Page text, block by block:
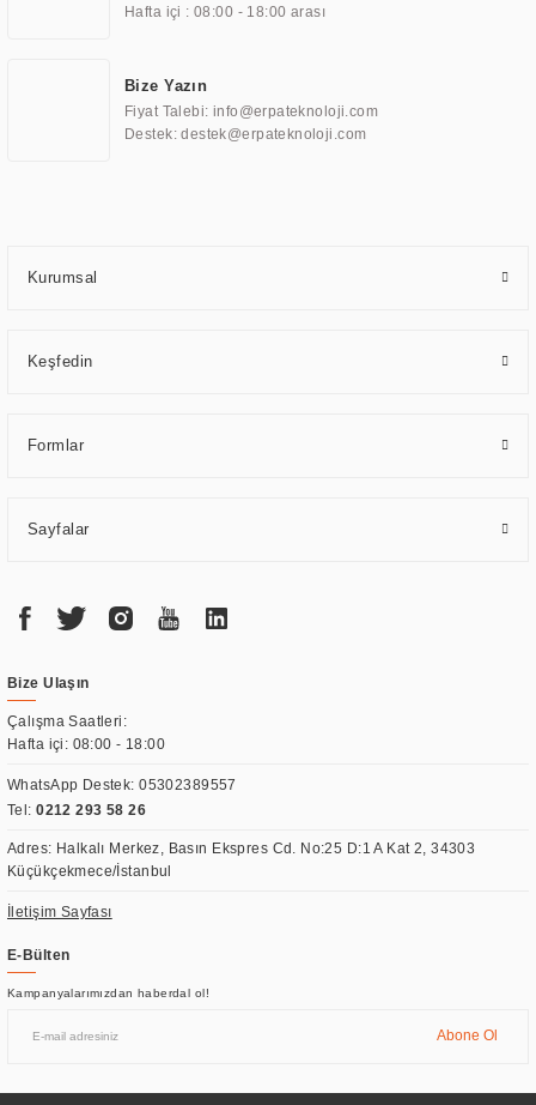
çözümler sunmaktadır. Bu kapsamda, akıllı bina, AVM, sinema, finans,
ve karşılamak için özelleştirilmiş çözümler geliştirmek, ERPA Teknoloji'nin
uzmanlık alanları arasında yer almaktadır. ERPA Teknoloji, uluslararası
Hafta içi : 08:00 - 18:00 arası
Bize Yazın
Fiyat Talebi: info@erpateknoloji.com
Destek: destek@erpateknoloji.com
Kurumsal
Keşfedin
Formlar
Sayfalar
Bize Ulaşın
Çalışma Saatleri:
Hafta içi: 08:00 - 18:00
WhatsApp Destek:05302389557
Tel:0212 293 58 26
Adres: Halkalı Merkez, Basın Ekspres Cd. No:25 D:1 A Kat 2, 34303
Küçükçekmece/İstanbul
İletişim Sayfası
E-Bülten
Kampanyalarımızdan haberdal ol!
Abone Ol